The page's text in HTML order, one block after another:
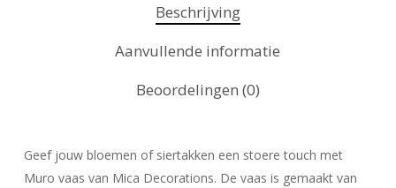
Beschrijving
Aanvullende informatie
Beoordelingen (0)
Geef jouw bloemen of siertakken een stoere touch met
Muro vaas van Mica Decorations. De vaas is gemaakt van